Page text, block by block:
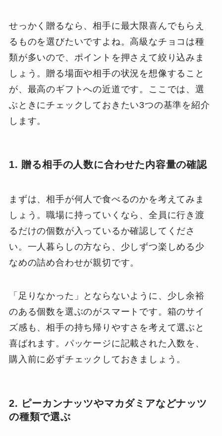
せっかく贈るなら、相手に最大限喜んでもらえ
るものを選びたいですよね。高級なチョコは種
類が多いので、ポイントを押さえて絞り込みま
しょう。贈る場面や相手の状況を想像すること
が、最高のギフトへの近道です。ここでは、選
ぶときにチェックしておきたい3つの基準を紹介
します。
1. 贈る相手の人数に合わせた内容量の確認
まずは、相手が何人で食べるのかを考えてみま
しょう。職場に持っていくなら、全員に行き渡
るだけの個数が入っているか確認してくださ
い。一人暮らしの方なら、少しずつ楽しめる少
なめの詰め合わせが親切です。
「足りなかった」とならないように、少し余裕
のある個数を選ぶのがスマートです。箱のサイ
ズ感も、相手の持ち帰りやすさを考えて選ぶと
喜ばれます。パッケージに記載された入数を、
購入前に必ずチェックしておきましょう。
2. ピーカンナッツやマカダミアなどナッツ
の種類で選ぶ